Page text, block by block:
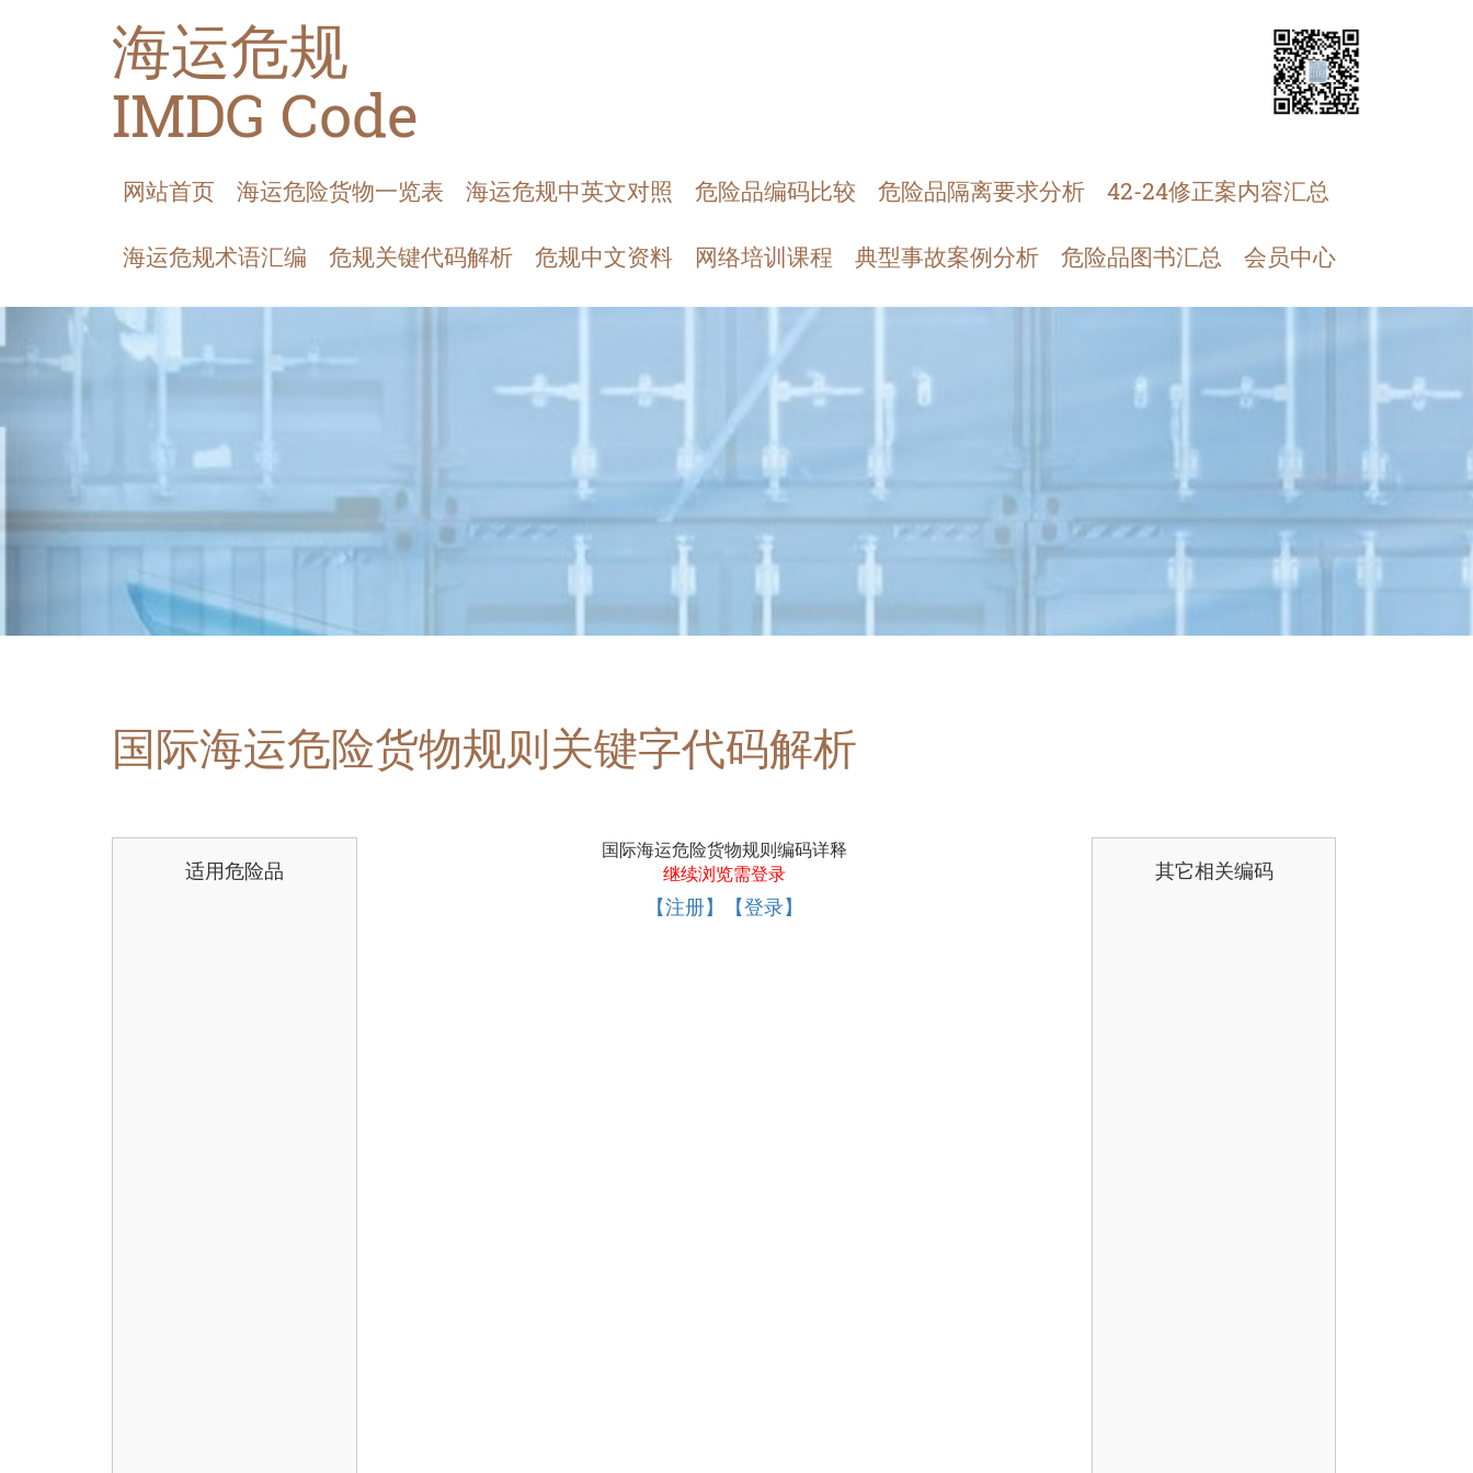
海运危规
IMDG Code
网站首页 海运危险货物一览表 海运危规中英文对照 危险品编码比较 危险品隔离要求分析 42-24修正案内容汇总
海运危规术语汇编 危规关键代码解析 危规中文资料 网络培训课程 典型事故案例分析 危险品图书汇总 会员中心
国际海运危险货物规则关键字代码解析
适用危险品
国际海运危险货物规则编码详释
继续浏览需登录
【注册】【登录】
其它相关编码